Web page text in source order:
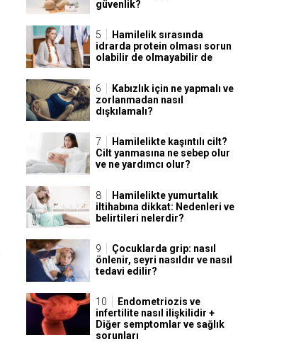
güvenlik?
Hamilelik sırasında
idrarda protein olması sorun
olabilir de olmayabilir de
Kabızlık için ne yapmalı ve
zorlanmadan nasıl
dışkılamalı?
Hamilelikte kaşıntılı cilt?
Cilt yanmasına ne sebep olur
ve ne yardımcı olur?
Hamilelikte yumurtalık
iltihabına dikkat: Nedenleri ve
belirtileri nelerdir?
Çocuklarda grip: nasıl
önlenir, seyri nasıldır ve nasıl
tedavi edilir?
Endometriozis ve
infertilite nasıl ilişkilidir +
Diğer semptomlar ve sağlık
sorunları